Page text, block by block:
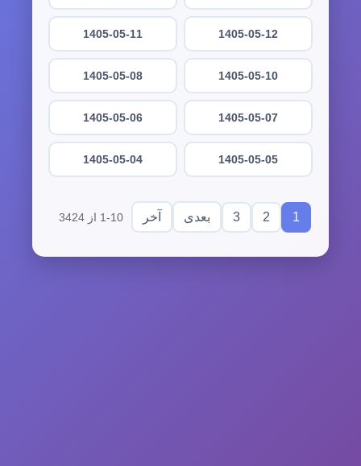
1405-05-12
1405-05-11
1405-05-10
1405-05-08
1405-05-07
1405-05-06
1405-05-05
1405-05-04
1
2
3 بعدی آخر 1-10 از 3424